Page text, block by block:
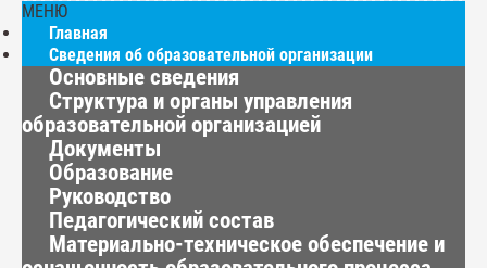
МЕНЮ
Главная
Сведения об образовательной организации
Основные сведения
Структура и органы управления
образовательной организацией
Документы
Образование
Руководство
Педагогический состав
Материально-техническое обеспечение и